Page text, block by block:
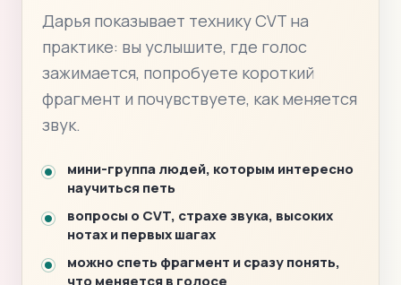
Дарья показывает технику CVT на
практике: вы услышите, где голос
зажимается, попробуете короткий
фрагмент и почувствуете, как меняется
звук.
мини-группа людей, которым интересно
научиться петь
вопросы о CVT, страхе звука, высоких
нотах и первых шагах
можно спеть фрагмент и сразу понять,
что меняется в голосе